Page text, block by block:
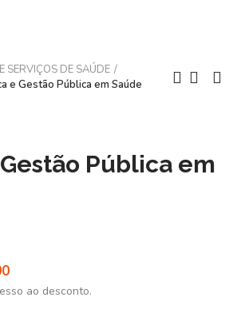
SERVIÇOS DE SAÚDE
e Gestão Pública em Saúde
Pública em
ao desconto.